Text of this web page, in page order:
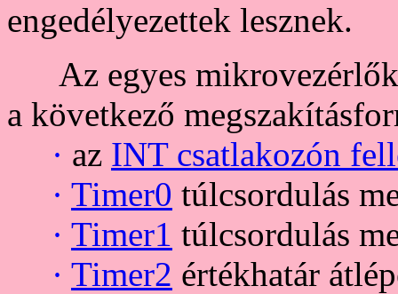
engedélyezettek lesznek.
Az egyes mikrovezérlők
a következő
· az INT csatlakozón
· Timer0 túlcsordulás
· Timer1 túlcsordulás
· Timer2 értékhatár